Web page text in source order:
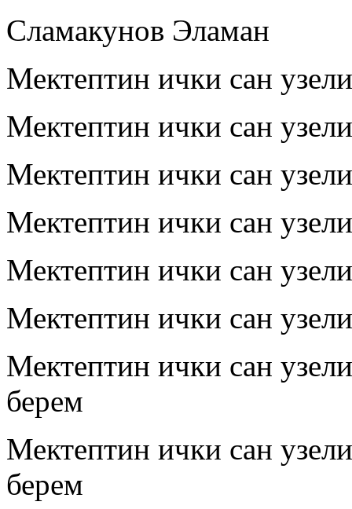
Сламакунов Эламан
Мектептин ички сан
Мектептин ички сан
Мектептин ички сан
Мектептин ички сан
Мектептин ички сан
Мектептин ички сан
Мектептин ички сан
берем
Мектептин ички сан
берем